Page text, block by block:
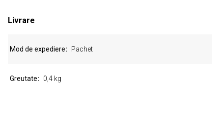
Livrare
Mod de expediere Pachet
Greutate 0,4 kg